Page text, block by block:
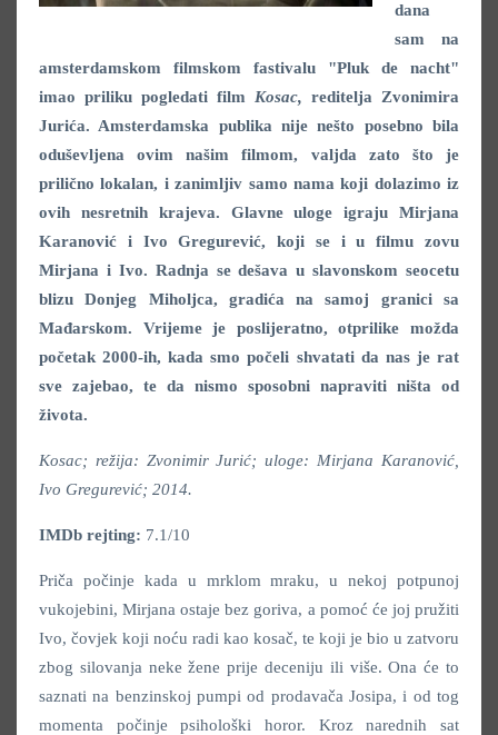
dana
sam na
amsterdamskom filmskom fastivalu "Pluk de nacht"
imao priliku pogledati film Kosac, reditelja Zvonimira
Jurića. Amsterdamska publika nije nešto posebno bila
oduševljena ovim našim filmom, valjda zato što je
prilično lokalan, i zanimljiv samo nama koji dolazimo iz
ovih nesretnih krajeva. Glavne uloge igraju Mirjana
Karanović i Ivo Gregurević, koji se i u filmu zovu
Mirjana i Ivo. Radnja se dešava u slavonskom seocetu
blizu Donjeg Miholjca, gradića na samoj granici sa
Mađarskom. Vrijeme je poslijeratno, otprilike možda
početak 2000-ih, kada smo počeli shvatati da nas je rat
sve zajebao, te da nismo sposobni napraviti ništa od
života.
Kosac; režija: Zvonimir Jurić; uloge: Mirjana Karanović,
Ivo Gregurević; 2014.
IMDb rejting: 7.1/10
Priča počinje kada u mrklom mraku, u nekoj potpunoj
vukojebini, Mirjana ostaje bez goriva, a pomoć će joj pružiti
Ivo, čovjek koji noću radi kao kosač, te koji je bio u zatvoru
zbog silovanja neke žene prije deceniju ili više. Ona će to
saznati na benzinskoj pumpi od prodavača Josipa, i od tog
momenta počinje psihološki horor. Kroz narednih sat